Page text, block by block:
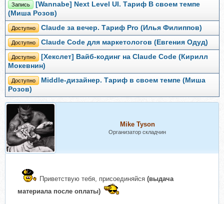
Запись
[Wannabe] Next Level UI. Тариф В своем темпе
(Миша Розов)
Доступно Claude за вечер. Тариф Pro (Илья Филиппов)
Доступно Claude Code для маркетологов (Евгения Одуд)
Доступно
[Хекслет] Вайб-кодинг на Claude Code (Кирилл
Мокевнин)
Доступно
Middle-дизайнер. Тариф в своем темпе (Миша
Розов)
Mike Tyson
Организатор складчин
Приветствую тебя, присоединяйся (выдача
материала после оплаты)